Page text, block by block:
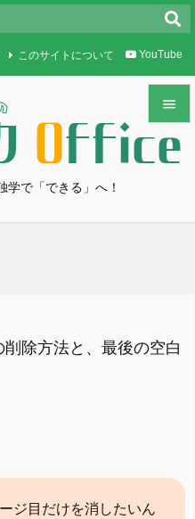
学で「できる」へ！


メニュ
検索
このサイトについて YouTube
除方法と、最後の空白
ジ目だけを消したいん